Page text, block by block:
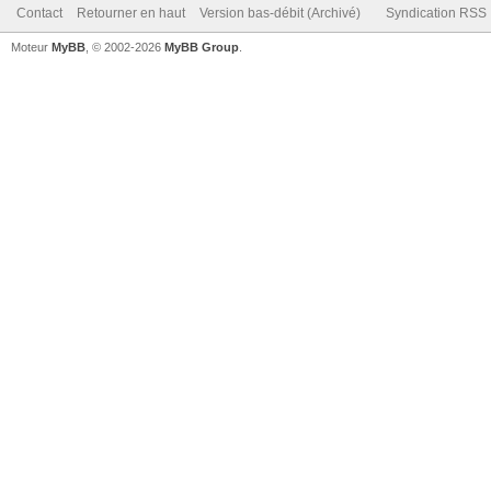
Contact Retourner en haut Version bas-débit (Archivé) Syndication RSS
Moteur MyBB , © 2002-2026 MyBB Group